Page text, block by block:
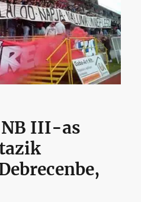
NB III-as